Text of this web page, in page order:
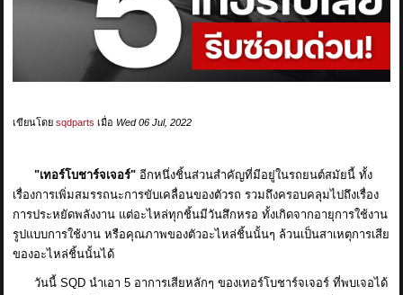
ติดต่อเรา
RETURN AND REFUND POLICY
เขียนโดยsqdparts เมื่อ Wed 06 Jul, 2022
"เทอร์โบชาร์จเจอร์" อีกหนึ่งชิ้นส่วนสำคัญที่มีอยู่ในรถยนต์สมัยนี้ ทั้ง
เรื่องการเพิ่มสมรรถนะการขับเคลื่อนของตัวรถ รวมถึงครอบคลุมไปถึงเรื่อง
การประหยัดพลังงาน แต่อะไหล่ทุกชิ้นมีวันสึกหรอ ทั้งเกิดจากอายุการใช้งาน
รูปแบบการใช้งาน หรือคุณภาพของตัวอะไหล่ชิ้นนั้นๆ ล้วนเป็นสาเหตุการเสีย
ของอะไหล่ชิ้นนั้นได้
วันนี้ SQD นำเอา 5 อาการเสียหลักๆ ของเทอร์โบชาร์จเจอร์ ที่พบเจอได้